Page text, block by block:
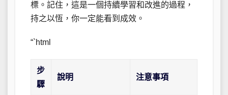
標。記住，這是一個持續學習和改進的過程，
持之以恆，你一定能看到成效。
“`html
步
驟
說明 注意事項